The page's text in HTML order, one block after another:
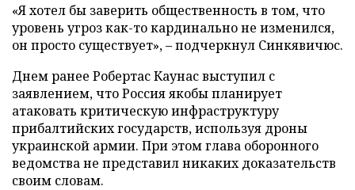
«Я хотел бы заверить общественность в том, что
уровень угроз как-то кардинально не изменился,
он просто существует», – подчеркнул Синкявичюс.
Днем ранее Робертас Каунас выступил с
заявлением, что Россия якобы планирует
атаковать критическую инфраструктуру
прибалтийских государств, используя дроны
украинской армии. При этом глава оборонного
ведомства не представил никаких доказательств
своим словам.